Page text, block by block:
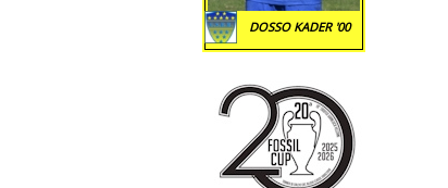
DOSSO KADER '00